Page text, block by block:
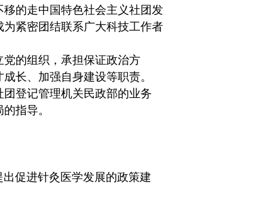
的走中国特色社会主义社团发
紧密团结联系广大科技工作者
的组织，承担保证政治方
长、加强自身建设等职责。
登记管理机关民政部的业务
指导。
促进针灸医学发展的政策建